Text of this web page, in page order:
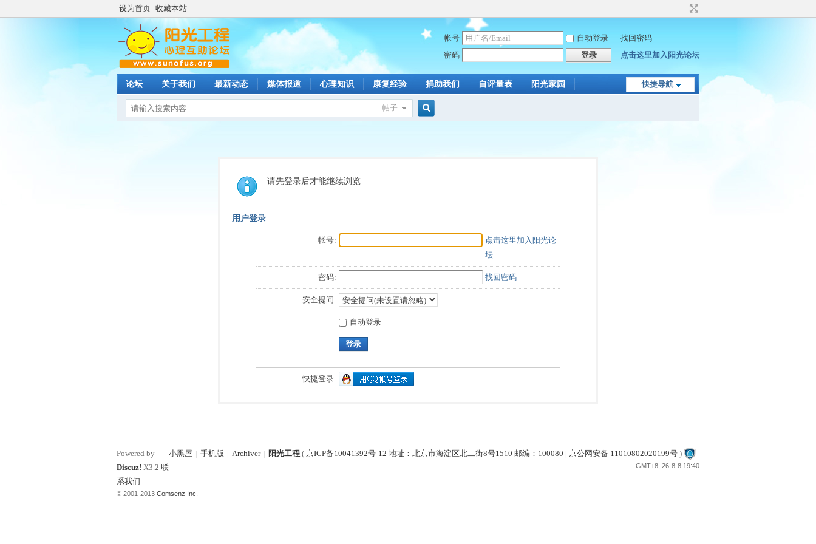
设为首页 收藏本站
帐号 自动登录
找回密码
密码
登录 点击这里加入阳光论坛
快捷导航
论坛 关于我们 最新动态 媒体报道 心理知识 康复经验 捐助我们 自评量表 阳光家园
帖子
请先登录后才能继续浏览
用户登录
帐号:
点击这里加入阳光论
坛
密码: 找回密码
安全提问:
自动登录
登录
快捷登录:
小黑屋 | 手机版 | Archiver | 阳光工程 ( 京ICP备10041392号-12 地址：北京市海淀区北二街8号1510 邮编：100080 | 京公网安备 11010802020199号 )
GMT+8, 26-8-8 19:40
Powered by
Discuz! X3.2 联
系我们
© 2001-2013 Comsenz Inc.